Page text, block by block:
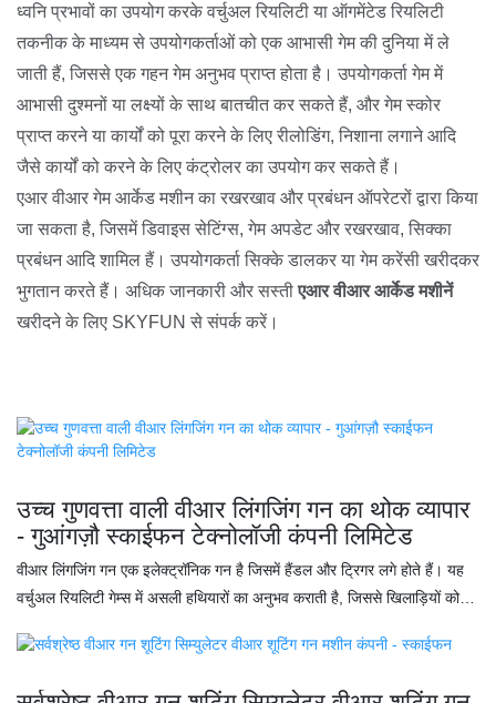
ध्वनि प्रभावों का उपयोग करके वर्चुअल रियलिटी या ऑगमेंटेड रियलिटी
तकनीक के माध्यम से उपयोगकर्ताओं को एक आभासी गेम की दुनिया में ले
जाती हैं, जिससे एक गहन गेम अनुभव प्राप्त होता है। उपयोगकर्ता गेम में
आभासी दुश्मनों या लक्ष्यों के साथ बातचीत कर सकते हैं, और गेम स्कोर
प्राप्त करने या कार्यों को पूरा करने के लिए रीलोडिंग, निशाना लगाने आदि
जैसे कार्यों को करने के लिए कंट्रोलर का उपयोग कर सकते हैं।
एआर वीआर गेम आर्केड मशीन का रखरखाव और प्रबंधन ऑपरेटरों द्वारा किया
जा सकता है, जिसमें डिवाइस सेटिंग्स, गेम अपडेट और रखरखाव, सिक्का
प्रबंधन आदि शामिल हैं। उपयोगकर्ता सिक्के डालकर या गेम करेंसी खरीदकर
भुगतान करते हैं। अधिक जानकारी और सस्तीएआर वीआर आर्केड मशीनें
खरीदने के लिए SKYFUN से संपर्क करें।
उच्च गुणवत्ता वाली वीआर लिंगजिंग गन का थोक व्यापार
- गुआंगज़ौ स्काईफन टेक्नोलॉजी कंपनी लिमिटेड
वीआर लिंगजिंग गन एक इलेक्ट्रॉनिक गन है जिसमें हैंडल और ट्रिगर लगे होते हैं। यह
वर्चुअल रियलिटी गेम्स में असली हथियारों का अनुभव कराती है, जिससे खिलाड़ियों को
बटन होते हैं जो खिलाड़ियों को वीआर गेम्स की दुनिया से बेहतर तरीके से जुड़ने में मदद